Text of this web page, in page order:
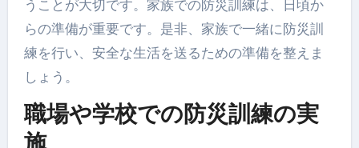
うことが大切です。家族での防災訓練は、日頃か
らの準備が重要です。是非、家族で一緒に防災訓
練を行い、安全な生活を送るための準備を整えま
しょう。
職場や学校での防災訓練の実